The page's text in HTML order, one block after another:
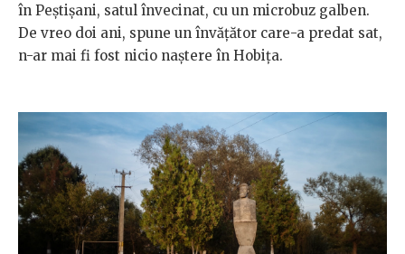
în Peștișani, satul învecinat, cu un microbuz galben.
De vreo doi ani, spune un învățător care-a predat sat,
n-ar mai fi fost nicio naștere în Hobița.